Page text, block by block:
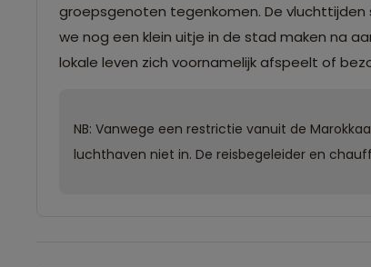
groepsgenoten tegenkomen. De
we nog een klein uitje in de stad maken na
lokale leven zich voornamelijk afspeelt of
NB: Vanwege een restrictie vanuit de
luchthaven niet in. De reisbegeleider en